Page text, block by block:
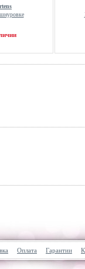
Оплата Гарантии